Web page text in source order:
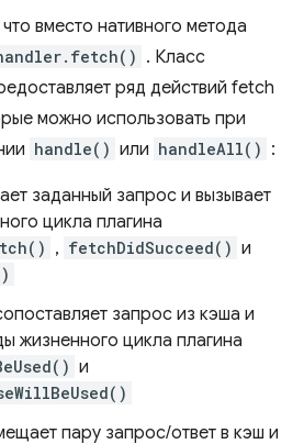
вместо нативного метода
. Класс
ряд действий fetch
можно использовать при
handle() или handleAll() :
заданный запрос и вызывает
цикла плагина
, fetchDidSucceed() и
запрос из кэша и
жизненного цикла плагина
и
пару запрос/ответ в кэш и